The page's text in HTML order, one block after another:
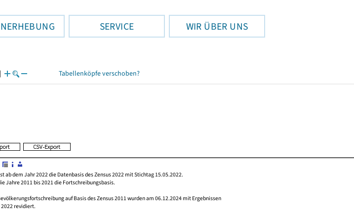
SERVICE WIR ÜBER UNS
| Tabellenköpfe verschoben?
ab dem Jahr 2022 die Datenbasis des Zensus 2022 mit Stichtag 15.05.2022.
Jahre 2011 bis 2021 die Fortschreibungsbasis.
auf Basis des Zensus 2011 wurden am 06.12.2024 mit Ergebnissen
revidiert.